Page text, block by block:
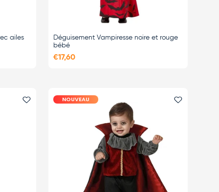
ailes
Déguisement Vampiresse noire et rouge
bébé
€17,60
Ajouter le favori
NOUVEAU